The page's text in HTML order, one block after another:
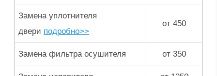
Замена уплотнителя
двери подробно>>
от 450
Замена фильтра осушителя от 350